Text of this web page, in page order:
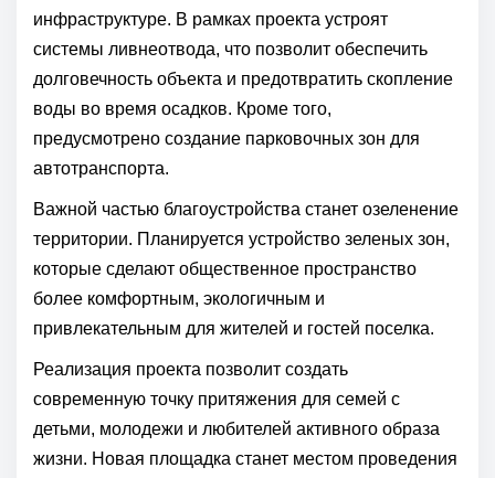
инфраструктуре. В рамках проекта устроят
системы ливнеотвода, что позволит обеспечить
долговечность объекта и предотвратить скопление
воды во время осадков. Кроме того,
предусмотрено создание парковочных зон для
автотранспорта.
Важной частью благоустройства станет озеленение
территории. Планируется устройство зеленых зон,
которые сделают общественное пространство
более комфортным, экологичным и
привлекательным для жителей и гостей поселка.
Реализация проекта позволит создать
современную точку притяжения для семей с
детьми, молодежи и любителей активного образа
жизни. Новая площадка станет местом проведения